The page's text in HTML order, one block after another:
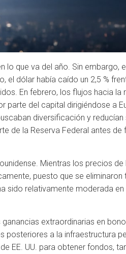
que va del año. Sin embargo,
dólar había caído un 2,5 %
En febrero, los flujos hacia la
parte del capital dirigiéndose a
diversificación y
de la Reserva Federal antes de
Mientras los precios de
puesto que se
sido relativamente moderada
extraordinarias en
posteriores a la infraestructura
EE. UU. para obtener fondos,